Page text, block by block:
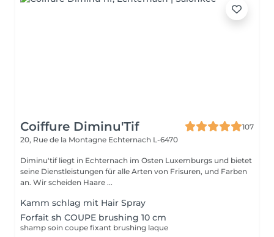
Coiffure Diminu'Tif
107
20, Rue de la Montagne Echternach L-6470
Diminu'tif liegt in Echternach im Osten Luxemburgs und bietet
seine Dienstleistungen für alle Arten von Frisuren, und Farben
an. Wir scheiden Haare ...
Kamm schlag mit Hair Spray
Forfait sh COUPE brushing 10 cm
shamp soin coupe fixant brushing laque